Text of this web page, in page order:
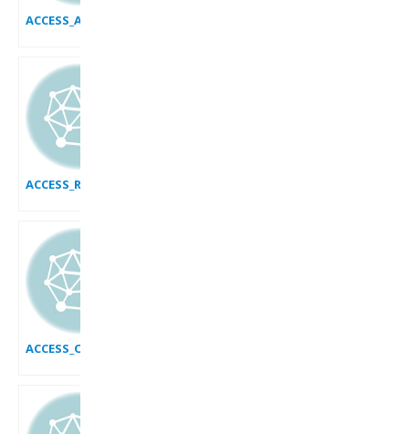
ACCESS_AJOUTER_UNE_VALEUR_PAR_DEFAUT
ACCESS_RENOMMER_UN_CHAMP
ACCESS_OUVRIR_ENREGISTRER_UNE_BdD